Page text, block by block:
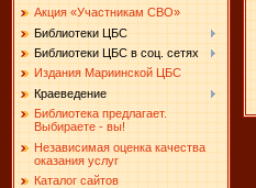
Акция «Участникам СВО»
Библиотеки ЦБС
Библиотеки ЦБС в соц. сетях
Издания Мариинской ЦБС
Краеведение
Библиотека предлагает.
Выбираете - вы!
Независимая оценка качества
оказания услуг
Каталог сайтов